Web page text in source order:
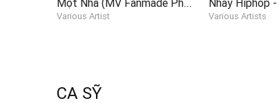
Various Artist Various Artists
CA SỸ